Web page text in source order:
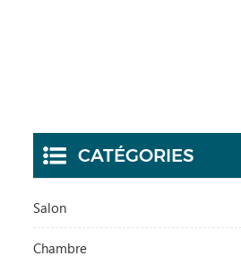
CATÉGORIES
Salon
Chambre